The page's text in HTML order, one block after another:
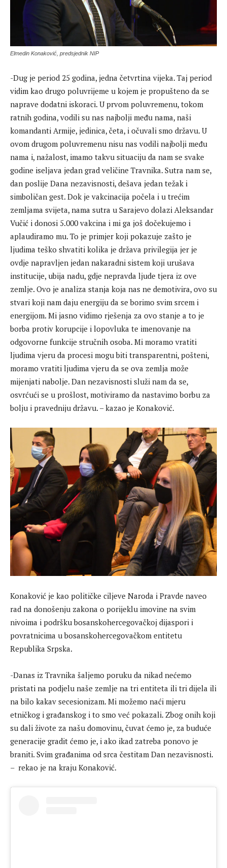
Elmedin Konaković, predsjednik NIP
-Dug je period 25 godina, jedna četvrtina vijeka. Taj period
vidim kao drugo poluvrijeme u kojem je propušteno da se
naprave dodatni iskoraci. U prvom poluvremenu, tokom
ratnih godina, vodili su nas najbolji među nama, naši
komandanti Armije, jedinica, četa, i očuvali smo državu. U
ovom drugom poluvremenu nisu nas vodili najbolji među
nama i, nažalost, imamo takvu situaciju da nam se svake
godine iseljava jedan grad veličine Travnika. Sutra nam se,
dan poslije Dana nezavisnosti, dešava jedan težak i
simboličan gest. Dok je vakcinacija počela i u trećim
zemljama svijeta, nama sutra u Sarajevo dolazi Aleksandar
Vučić i donosi 5.000 vakcina i mi ga još dočekujemo i
aplaudiramo mu. To je primjer koji pokazuje zašto je
ljudima teško shvatiti kolika je država privilegija jer je
ovdje napravljen jedan nakaradni sistem koji urušava
institucije, ubija nadu, gdje nepravda ljude tjera iz ove
zemlje. Ovo je analiza stanja koja nas ne demotivira, ovo su
stvari koji nam daju energiju da se borimo svim srcem i
energijom. Mi jasno vidimo rješenja za ovo stanje a to je
borba protiv korupcije i lopovluka te imenovanje na
odgovorne funkcije stručnih osoba. Mi moramo vratiti
ljudima vjeru da procesi mogu biti transparentni, pošteni,
moramo vratiti ljudima vjeru da se ova zemlja može
mijenjati nabolje. Dan nezavisnosti služi nam da se,
osvrćući se u prošlost, motiviramo da nastavimo borbu za
bolju i pravedniju državu. – kazao je Konaković.
Konaković je kao političke ciljeve Naroda i Pravde naveo
rad na donošenju zakona o porijeklu imovine na svim
nivoima i podršku bosanskohercegovačkoj dijaspori i
povratnicima u bosanskohercegovačkom entitetu
Republika Srpska.
-Danas iz Travnika šaljemo poruku da nikad nećemo
pristati na podjelu naše zemlje na tri entiteta ili tri dijela ili
na bilo kakav secesionizam. Mi možemo naći mjeru
etničkog i građanskog i to smo već pokazali. Zbog onih koji
su dali živote za našu domovinu, čuvat ćemo je, za buduće
generacije gradit ćemo je, i ako ikad zatreba ponovo je
braniti. Svim građanima od srca čestitam Dan nezavisnosti.
– rekao je na kraju Konaković.